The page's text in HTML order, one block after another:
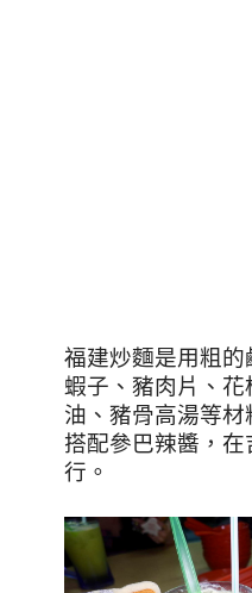
福建炒麵是用粗的
蝦子、豬肉片、
油、豬骨高湯等
搭配參巴辣醬，
行。